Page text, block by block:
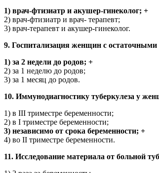
1) врач-фтизиатр и акушер-гинеколог; +
2) врач-фтизиатр и врач- терапевт;
3) врач-терапевт и акушер-гинеколог.
9. Госпитализация женщин с остаточными
1) за 2 недели до родов; +
2) за 1 неделю до родов;
3) за 1 месяц до родов.
10. Иммунодиагностику туберкулеза у
1) в III триместре беременности;
2) в I триместре беременности;
3) независимо от срока беременности; +
4) во II триместре беременности.
11. Исследование материала от больной